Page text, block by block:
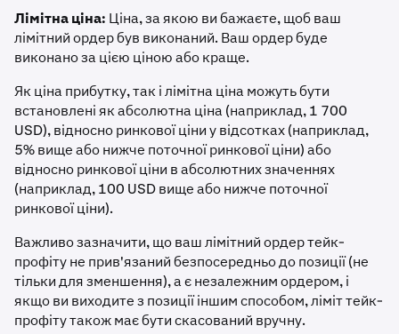
Лімітна ціна: Ціна, за якою ви бажаєте, щоб ваш
лімітний ордер був виконаний. Ваш ордер буде
виконано за цією ціною або краще.
Як ціна прибутку, так і лімітна ціна можуть бути
встановлені як абсолютна ціна (наприклад, 1 700
USD), відносно ринкової ціни у відсотках (наприклад,
5% вище або нижче поточної ринкової ціни) або
відносно ринкової ціни в абсолютних значеннях
(наприклад, 100 USD вище або нижче поточної
ринкової ціни).
Важливо зазначити, що ваш лімітний ордер тейк-
профіту не прив'язаний безпосередньо до позиції (не
тільки для зменшення), а є незалежним ордером, і
якщо ви виходите з позиції іншим способом, ліміт тейк-
профіту також має бути скасований вручну.